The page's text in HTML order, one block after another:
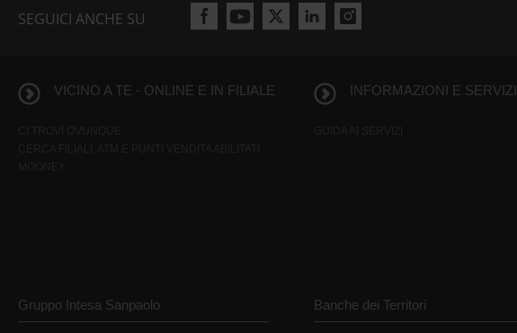
SEGUICI ANCHE SU
VICINO A TE - ONLINE E IN FILIALE INFORMAZIONI E SERVIZI
Gruppo Intesa Sanpaolo Banche dei Territori